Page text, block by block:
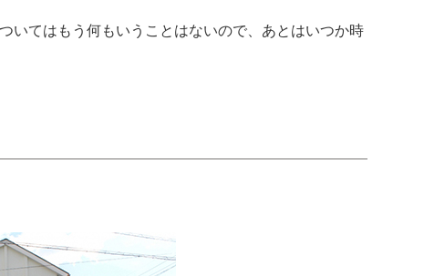
いてはもう何もいうことはないので、あとはいつか時